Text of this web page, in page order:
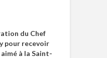
du Chef
pour recevoir
aimé à la Saint-